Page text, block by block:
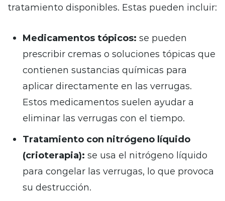
tratamiento disponibles. Estas pueden incluir:
Medicamentos tópicos: se pueden
prescribir cremas o soluciones tópicas que
contienen sustancias químicas para
aplicar directamente en las verrugas.
Estos medicamentos suelen ayudar a
eliminar las verrugas con el tiempo.
Tratamiento con nitrógeno líquido
(crioterapia): se usa el nitrógeno líquido
para congelar las verrugas, lo que provoca
su destrucción.